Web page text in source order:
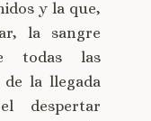
y la que,
la sangre
todas las
de la llegada
despertar